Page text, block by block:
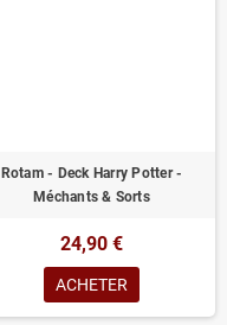
Rotam - Deck Harry Potter -
Méchants & Sorts
24,90 €
ACHETER